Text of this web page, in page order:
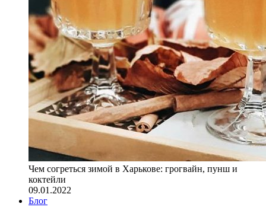
Чем согреться зимой в Харькове: грогвайн, пунш и
коктейли
09.01.2022
Блог